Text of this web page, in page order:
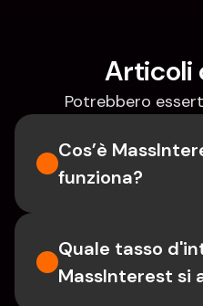
Articoli
Potrebbero
Cos’è
funziona?
Quale tasso
MassInterest si